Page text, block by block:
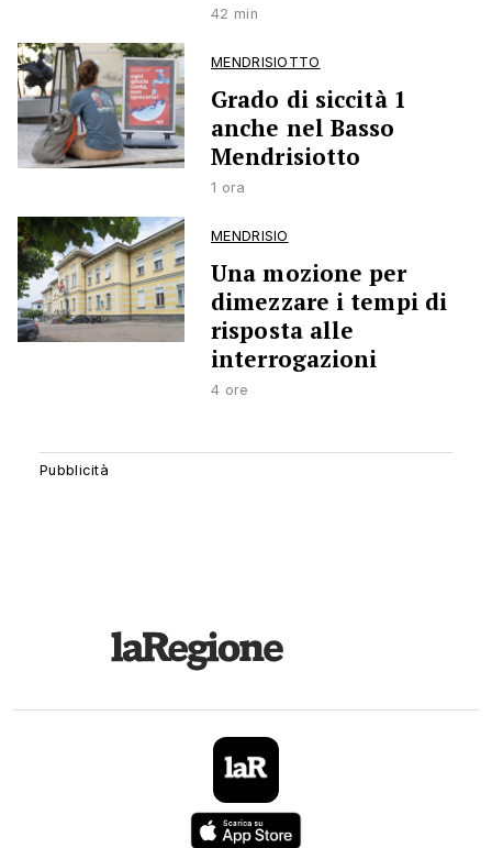
42 min
MENDRISIOTTO
Grado di siccità 1
anche nel Basso
Mendrisiotto
1 ora
MENDRISIO
Una mozione per
dimezzare i tempi di
risposta alle
interrogazioni
4 ore